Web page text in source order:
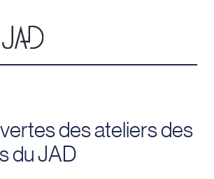
des ateliers des
du JAD